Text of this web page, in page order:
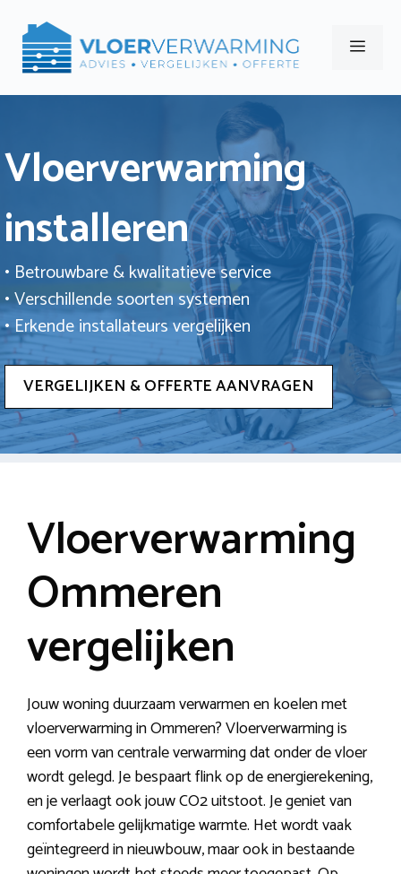
naar
Menu
Vloerverwarming
installeren
• Betrouwbare & kwalitatieve service
• Verschillende soorten systemen
• Erkende installateurs vergelijken
VERGELIJKEN & OFFERTE AANVRAGEN
Vloerverwarming
Ommeren
vergelijken
Jouw woning duurzaam verwarmen en koelen met
vloerverwarming in Ommeren? Vloerverwarming is
een vorm van centrale verwarming dat onder de vloer
wordt gelegd. Je bespaart flink op de energierekening,
en je verlaagt ook jouw CO2 uitstoot. Je geniet van
comfortabele gelijkmatige warmte. Het wordt vaak
geïntegreerd in nieuwbouw, maar ook in bestaande